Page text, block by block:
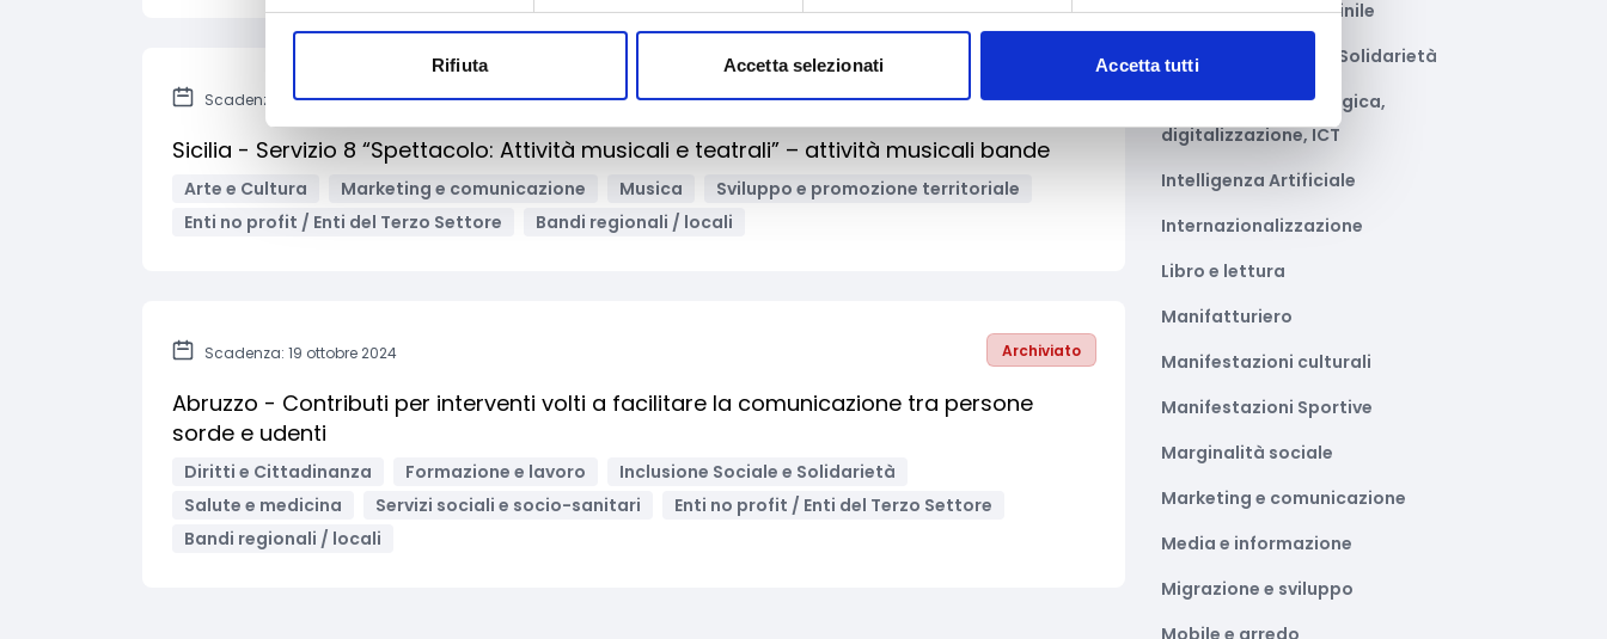
Rifiuta Accetta selezionati Accetta tutti
Scadenza: 21 ottobre 2024 Archiviato
Sicilia - Servizio 8 “Spettacolo: Attività musicali e teatrali” – attività musicali bande
Arte e Cultura Marketing e comunicazione Musica
Sviluppo e promozione territoriale
Enti no profit / Enti del Terzo Settore
Bandi regionali / locali
Scadenza: 19 ottobre 2024 Archiviato
Abruzzo - Contributi per interventi volti a facilitare la comunicazione tra persone
sorde e udenti
Diritti e Cittadinanza Formazione e lavoro
Inclusione Sociale e Solidarietà
Salute e medicina
Servizi sociali e socio-sanitari
Enti no profit / Enti del Terzo Settore
Bandi regionali / locali
Imprenditoria femminile
Inclusione Sociale e Solidarietà
Innovazione tecnologica,
digitalizzazione, ICT
Intelligenza Artificiale
Internazionalizzazione
Libro e lettura
Manifatturiero
Manifestazioni culturali
Manifestazioni Sportive
Marginalità sociale
Marketing e comunicazione
Media e informazione
Migrazione e sviluppo
Mobile e arredo